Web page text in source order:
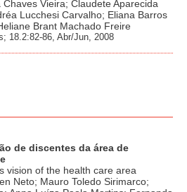
Vieira; Claudete Aparecida
Lucchesi Carvalho; Eliana Barros
Brant Machado Freire
18.2:82-86, Abr/Jun, 2008
de discentes da área de
vision of the health care area
Neto; Mauro Toledo Sirimarco;